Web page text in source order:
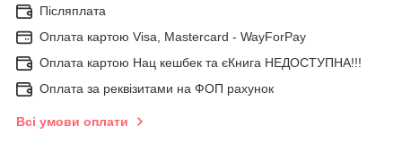
Післяплата
Оплата картою Visa, Mastercard - WayForPay
Оплата картою Нац кешбек та єКнига НЕДОСТУПНА!!!
Оплата за реквізитами на ФОП рахунок
Всі умови оплати